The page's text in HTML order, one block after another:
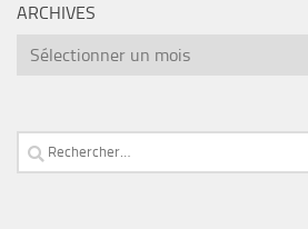
ARCHIVES
Archives
Rechercher :